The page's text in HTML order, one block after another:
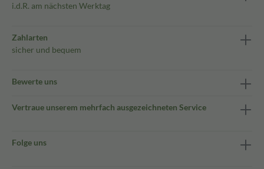
i.d.R. am nächsten Werktag
Zahlarten
sicher und bequem
Bewerte uns
Vertraue unserem mehrfach ausgezeichneten Service
Folge uns